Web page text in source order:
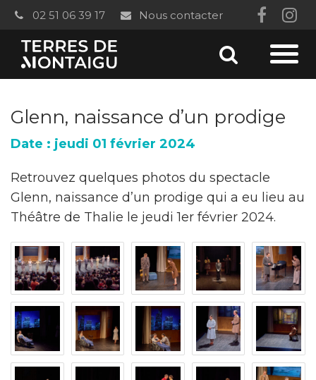
02 51 06 39 17 Nous contacter
Lien
vers
Aller
la
Aller
la
Glenn, naissance d’un prodige
Date : jeudi 01 février 2024
Retrouvez quelques photos du spectacle
Glenn, naissance d’un prodige qui a eu lieu au
Théâtre de Thalie le jeudi 1er février 2024.